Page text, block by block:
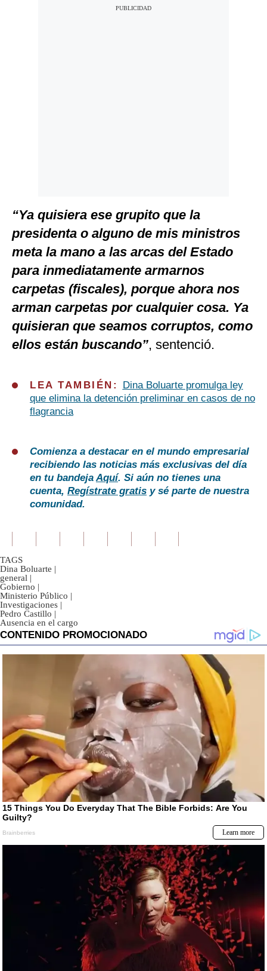
“Ya quisiera ese grupito que la
presidenta o alguno de mis ministros
meta la mano a las arcas del Estado
para inmediatamente armarnos
carpetas (fiscales), porque ahora nos
arman carpetas por cualquier cosa. Ya
quisieran que seamos corruptos, como
ellos están buscando”, sentenció.
LEA TAMBIÉN:
Dina Boluarte promulga ley
que elimina la detención preliminar en casos de no
flagrancia
Comienza a destacar en el mundo empresarial
recibiendo las noticias más exclusivas del día
en tu bandejaAquí. Si aún no tienes una
cuenta, Regístrate gratis y sé parte de nuestra
comunidad.
TAGS
Dina Boluarte |
general |
Gobierno |
Ministerio Público |
Investigaciones |
Pedro Castillo |
Ausencia en el cargo